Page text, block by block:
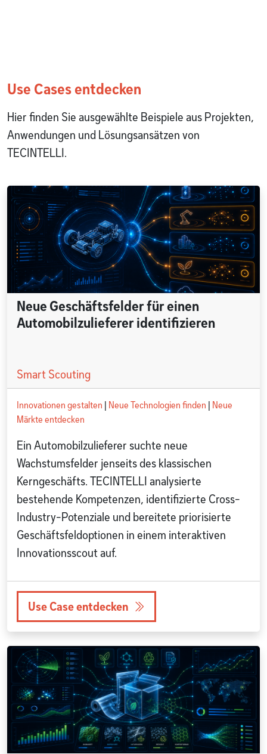
Use Cases entdecken
Hier finden Sie ausgewählte Beispiele aus Projekten,
Anwendungen und Lösungsansätzen von
TECINTELLI.
Neue Geschäftsfelder für einen
Automobilzulieferer identifizieren
Smart Scouting
Innovationen gestalten Neue Technologien finden
Neue
Märkte entdecken
Ein Automobilzulieferer suchte neue
Wachstumsfelder jenseits des klassischen
Kerngeschäfts. TECINTELLI analysierte
bestehende Kompetenzen, identifizierte Cross-
Industry-Potenziale und bereitete priorisierte
Geschäftsfeldoptionen in einem interaktiven
Innovationsscout auf.
Use Case entdecken